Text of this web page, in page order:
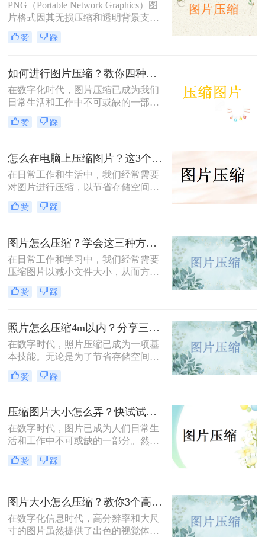
PNG（Portable Network Graphics）图
片格式因其无损压缩和透明背景支持
而广受欢迎，但有时候文件大小可能
会过大，影响网页加载速度或文件传
本文将介绍三种压缩PNG图片的方
法，旨在帮助你在保持图像质量的前
提下减小文件大小。
赞 踩
如何进行图片压缩？教你四种实用方法！
在数字化时代，图片压缩已成为我们
日常生活和工作中不可或缺的一部
分。无论是为了节省存储空间，还是
为了加快图片在网络上的传输速度，
进行图片压缩呢？本文将为您介绍四
种实用的图片压缩方法。
赞 踩
怎么在电脑上压缩图片？这3个压缩方法分享！
在日常工作和生活中，我们经常需要
对图片进行压缩，以节省存储空间或
加快图片上传速度。那么怎么在电脑
上压缩图片呢？本文将介绍三种在电
赞 踩
图片怎么压缩？学会这三种方法轻松完成压缩！
在日常工作和学习中，我们经常需要
压缩图片以减小文件大小，从而方便
上传、分享或存储。那么图片怎么压
缩呢？本文将介绍三种常用的图片压
赞 踩
照片怎么压缩4m以内？分享三种实用压缩方法！
在数字时代，照片压缩已成为一项基
本技能。无论是为了节省存储空间，
还是为了加快网页加载速度，将照片
压缩到指定大小都是非常有必要的。
介绍三种常用的照片压缩方法。
赞 踩
压缩图片大小怎么弄？快试试这3个压缩方法！
在数字时代，图片已成为人们日常生
活和工作中不可或缺的一部分。然
而，有时我们遇到的图片文件过大，
不仅占用存储空间，还影响上传和分
方法，帮助用户轻松解决图片大小问
题。
赞 踩
图片大小怎么压缩？教你3个高效压缩方法！
在数字化信息时代，高分辨率和大尺
寸的图片虽然提供了出色的视觉体